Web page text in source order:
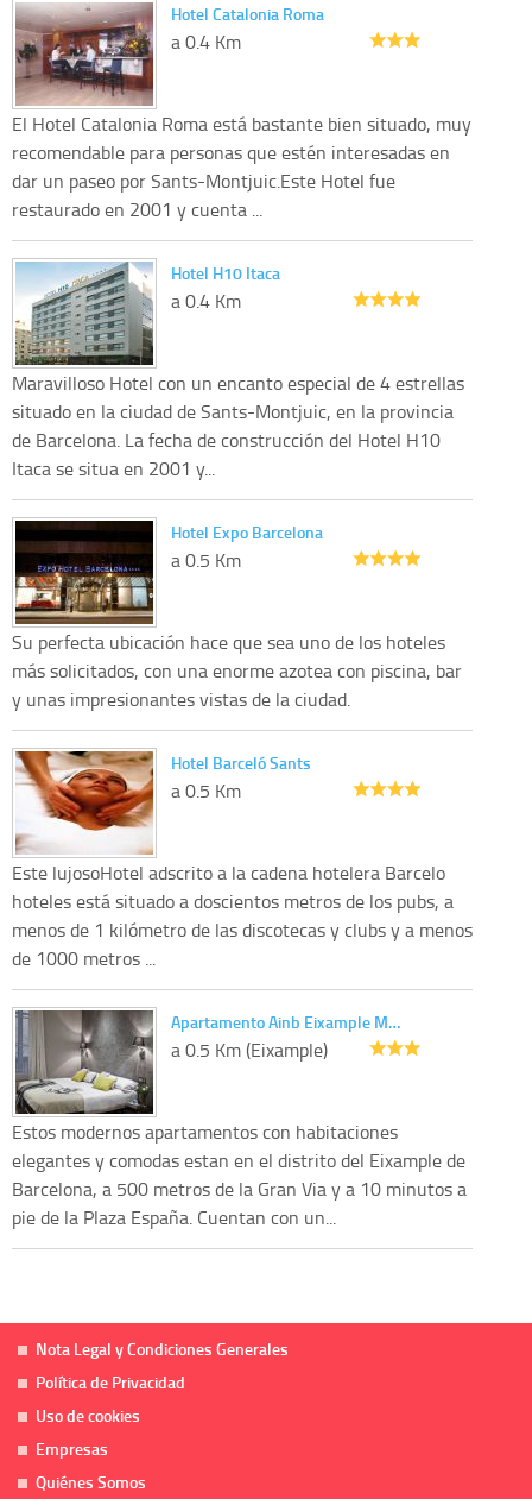
Hotel Catalonia Roma
a 0.4 Km
El Hotel Catalonia Roma está bastante bien situado, muy
recomendable para personas que estén interesadas en
dar un paseo por Sants-Montjuic.Este Hotel fue
restaurado en 2001 y cuenta ...
Hotel H10 Itaca
a 0.4 Km
Maravilloso Hotel con un encanto especial de 4 estrellas
situado en la ciudad de Sants-Montjuic, en la provincia
de Barcelona. La fecha de construcción del Hotel H10
Itaca se situa en 2001 y...
Hotel Expo Barcelona
a 0.5 Km
Su perfecta ubicación hace que sea uno de los hoteles
más solicitados, con una enorme azotea con piscina, bar
y unas impresionantes vistas de la ciudad.
Hotel Barceló Sants
a 0.5 Km
Este lujosoHotel adscrito a la cadena hotelera Barcelo
hoteles está situado a doscientos metros de los pubs, a
menos de 1 kilómetro de las discotecas y clubs y a menos
de 1000 metros ...
Apartamento Ainb Eixample M…
a 0.5 Km (Eixample)
Estos modernos apartamentos con habitaciones
elegantes y comodas estan en el distrito del Eixample de
Barcelona, a 500 metros de la Gran Via y a 10 minutos a
pie de la Plaza España. Cuentan con un...
Nota Legal y Condiciones Generales
Política de Privacidad
Uso de cookies
Empresas
Quiénes Somos